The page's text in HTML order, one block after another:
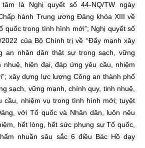
là Nghị quyết số 44-NQ/TW ngày
hành Trung ương Đảng khóa XIII về
quốc trong tình hình mới”; Nghị quyết số
của Bộ Chính trị về “Đẩy mạnh xây
an nhân dân thật sự trong sạch, vững
nhuệ, hiện đại, đáp ứng yêu cầu, nhiệm
xây dựng lực lượng Công an thành phố
sạch, vững mạnh, chính quy, tinh nhuệ,
cầu, nhiệm vụ trong tình hình mới; tuyệt
với Tổ quốc và Nhân dân, luôn nêu
hết lòng, hết sức phụng sự Tổ quốc,
nhuần sâu sắc 6 điều Bác Hồ dạy